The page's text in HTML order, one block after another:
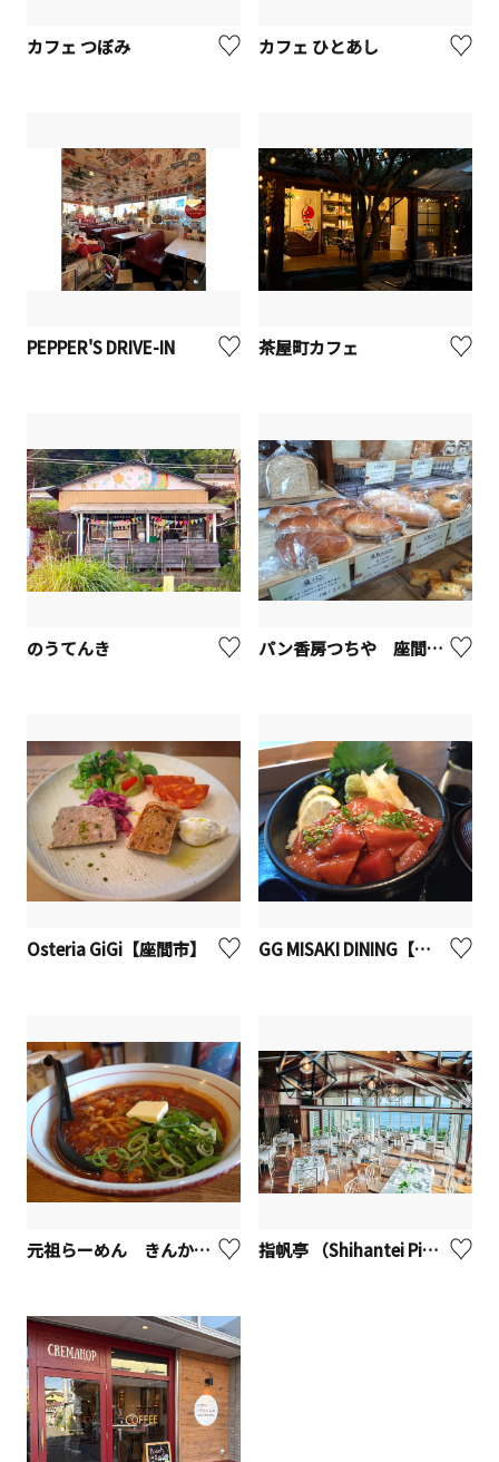
カフェ つぼみ カフェ ひとあし
PEPPER'S DRIVE-IN 茶屋町カフェ
のうてんき パン香房つちや 座間立野台店【座間市】
Osteria GiGi【座間市】 GG MISAKI DINING【座間市】
元祖らーめん きんかどう本店【座間市】 指帆亭 （Shihantei Pine Tree Resort）【二宮町】※観光事業者向けUV